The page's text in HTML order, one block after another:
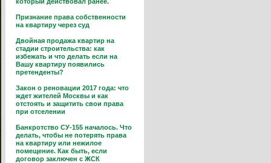
Признание права собственности
на квартиру через суд
Двойная продажа квартир на
стадии строительства: как
избежать и что делать если на
Вашу квартиру появились
претенденты?
Закон о реновации 2017 года: что
ждет жителей Москвы и как
отстоять и защитить свои права
при отселении
Банкротство СУ-155 началось. Что
делать, чтобы не потерять права
на квартиру или нежилое
помещение. Как быть, если
договор заключен с ЖСК